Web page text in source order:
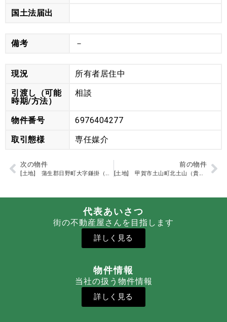
国土法届出
備考 －
現況
所有者居住中
引渡し（可能
時期/方法）
相談
物件番号
6976404277
取引態様
専任媒介
次の物件
[土地] 蒲生郡日野町大字鎌掛（日野駅）その他用地
前の物件
[土地] 甲賀市土山町北土山（貴生川駅）住宅用地
代表あいさつ
街の不動産屋さんを目指します
詳しく見る
物件情報
当社の扱う物件情報
詳しく見る